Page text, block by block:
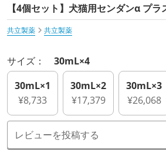
【4個セット】犬猫用センダンα プ
共立製薬
共立製薬
サイズ： 30mL×4
30mL×1
¥8,733
30mL×2
¥17,379
30mL×3
¥26,068
レビューを投稿する